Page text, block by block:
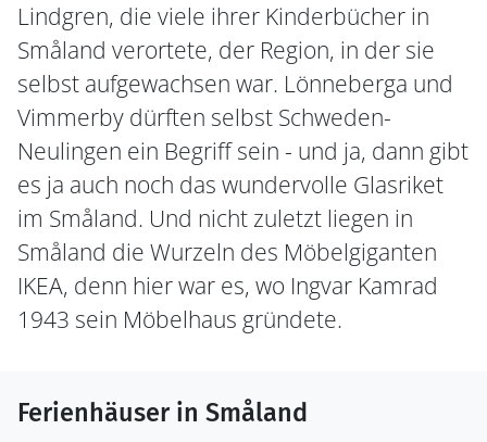
Lindgren, die viele ihrer Kinderbücher in
Småland verortete, der Region, in der sie
selbst aufgewachsen war. Lönneberga und
Vimmerby dürften selbst Schweden-
Neulingen ein Begriff sein - und ja, dann gibt
es ja auch noch das wundervolle Glasriket
im Småland. Und nicht zuletzt liegen in
Småland die Wurzeln des Möbelgiganten
IKEA, denn hier war es, wo Ingvar Kamrad
1943 sein Möbelhaus gründete.
Ferienhäuser in Småland